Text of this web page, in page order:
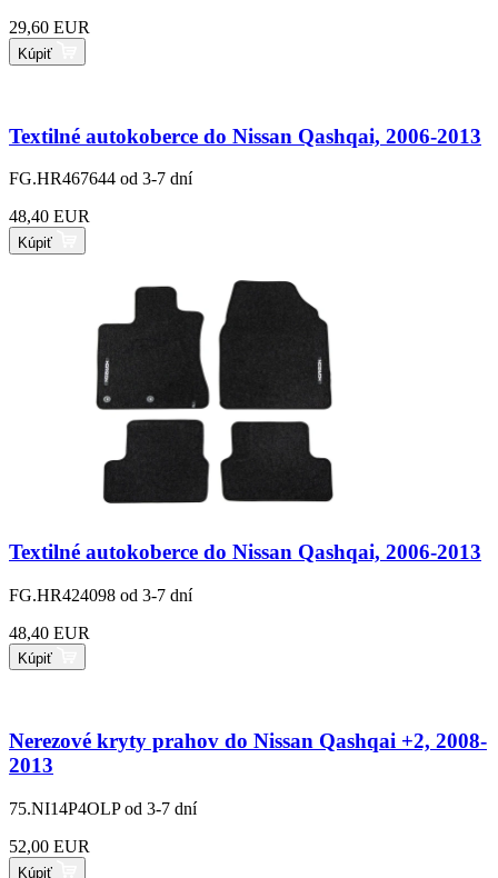
29,60 EUR
Kúpiť
Textilné autokoberce do Nissan Qashqai, 2006-2013
FG.HR467644 od 3-7 dní
48,40 EUR
Kúpiť
Textilné autokoberce do Nissan Qashqai, 2006-2013
FG.HR424098 od 3-7 dní
48,40 EUR
Kúpiť
Nerezové kryty prahov do Nissan Qashqai +2, 2008-
2013
75.NI14P4OLP od 3-7 dní
52,00 EUR
Kúpiť